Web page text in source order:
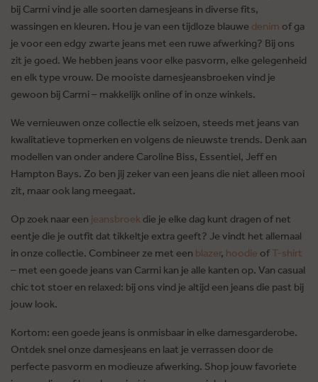
bij Carmi vind je alle soorten damesjeans in diverse fits,
wassingen en kleuren. Hou je van een tijdloze blauwe denim of ga
je voor een edgy zwarte jeans met een ruwe afwerking? Bij ons
zit je goed. We hebben jeans voor elke pasvorm, elke gelegenheid
en elk type vrouw. De mooiste damesjeansbroeken vind je
gewoon bij Carmi – makkelijk online of in onze winkels.
We vernieuwen onze collectie elk seizoen, steeds met jeans van
kwalitatieve topmerken en volgens de nieuwste trends. Denk aan
modellen van onder andere Caroline Biss, Essentiel, Jeff en
Hampton Bays. Zo ben jij zeker van een jeans die niet alleen mooi
zit, maar ook lang meegaat.
Op zoek naar een jeansbroek die je elke dag kunt dragen of net
eentje die je outfit dat tikkeltje extra geeft? Je vindt het allemaal
in onze collectie. Combineer ze met een blazer, hoodie ofT-shirt
– met een goede jeans van Carmi kan je alle kanten op. Van casual
chic tot stoer en relaxed: bij ons vind je altijd een jeans die past bij
jouw look.
Kortom: een goede jeans is onmisbaar in elke damesgarderobe.
Ontdek snel onze damesjeans en laat je verrassen door de
perfecte pasvorm en modieuze afwerking. Shop jouw favoriete